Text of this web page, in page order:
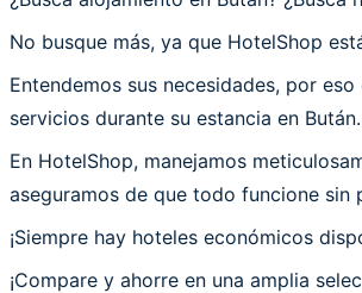
No busque más, ya que HotelShop
Entendemos sus necesidades, por
servicios durante su estancia en Bután.
En HotelShop, manejamos
aseguramos de que todo funcione sin
¡Siempre hay hoteles económicos
¡Compare y ahorre en una amplia